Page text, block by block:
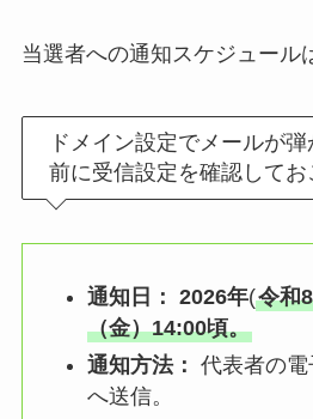
当選者への通知スケジュール
ドメイン設定でメールが
前に受信設定を確認してお
通知日： 2026年(令和
（金）14:00頃。
通知方法： 代表者の
へ送信。